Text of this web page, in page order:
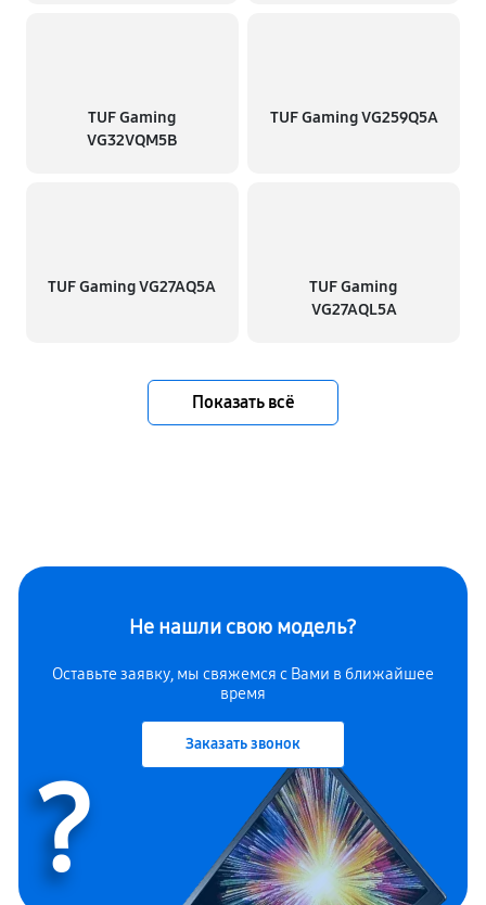
TUF Gaming
VG32VQM5B
TUF Gaming VG259Q5A
TUF Gaming VG27AQ5A
TUF Gaming
VG27AQL5A
Показать всё
Не нашли свою модель?
Оставьте заявку, мы свяжемся с Вами в ближайшее
время
Заказать звонок
?